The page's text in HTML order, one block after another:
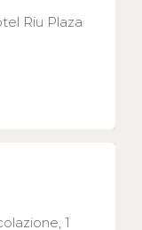
Riu Plaza
1